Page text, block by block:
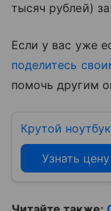
тысяч рублей)
Если у вас уже
поделитесь
помочь другим
Крутой
Узнать цену